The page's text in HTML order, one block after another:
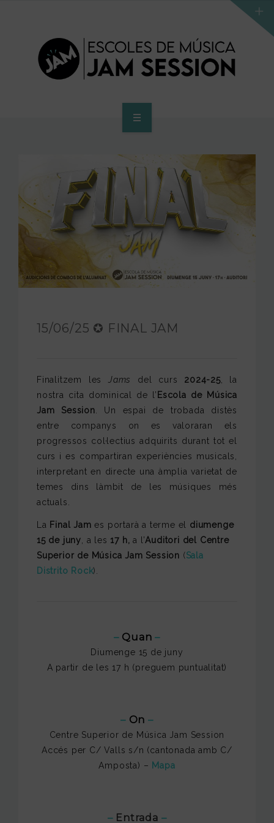
PROGRAMA D’ACCÉS AL SUPERIOR
CENTRE SUPERIOR
FUNDACIÓ JAM
15/06/25 ✪ FINAL JAM
Finalitzem les Jams del curs 2024-25, la
nostra cita dominical de l’ Escola de Música
Jam Session . Un espai de trobada distès
entre companys on es valoraran els
progressos col·lectius adquirits durant tot el
curs i es compartiran experiències musicals,
interpretant en directe una àmplia varietat de
temes dins làmbit de les músiques més
actuals.
La Final Jam es portarà a terme el diumenge
15 de juny , a les 17 h, a l’Auditori del Centre
Superior de Música Jam Session (Sala
Distrito Rock).
–Quan –
Diumenge 15 de juny
A partir de les 17 h (preguem puntualitat)
–On –
Centre Superior de Música Jam Session
Accés per C/ Valls s/n (cantonada amb C/
Amposta) – Mapa
–Entrada –